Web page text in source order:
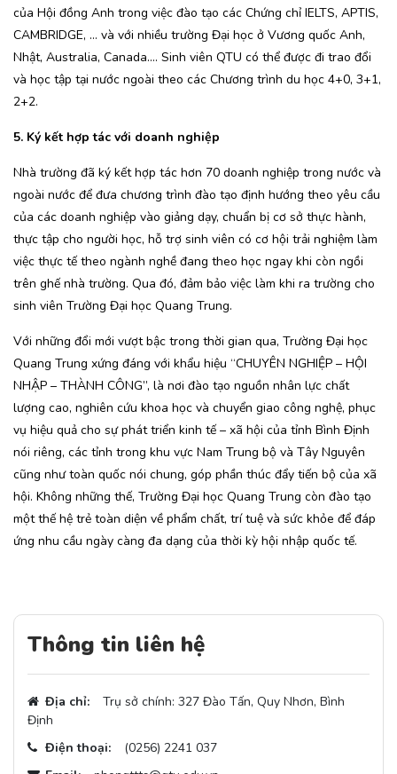
của Hội đồng Anh trong việc đào tạo các Chứng chỉ IELTS, APTIS,
CAMBRIDGE, … và với nhiều trường Đại học ở Vương quốc Anh,
Nhật, Australia, Canada…. Sinh viên QTU có thể được đi trao đổi
và học tập tại nước ngoài theo các Chương trình du học 4+0, 3+1,
2+2.
5. Ký kết hợp tác với doanh nghiệp
Nhà trường đã ký kết hợp tác hơn 70 doanh nghiệp trong nước và
ngoài nước để đưa chương trình đào tạo định hướng theo yêu cầu
của các doanh nghiệp vào giảng dạy, chuẩn bị cơ sở thực hành,
thực tập cho người học, hỗ trợ sinh viên có cơ hội trải nghiệm làm
việc thực tế theo ngành nghề đang theo học ngay khi còn ngồi
trên ghế nhà trường. Qua đó, đảm bảo việc làm khi ra trường cho
sinh viên Trường Đại học Quang Trung.
Với những đổi mới vượt bậc trong thời gian qua, Trường Đại học
Quang Trung xứng đáng với khẩu hiệu “CHUYÊN NGHIỆP – HỘI
NHẬP – THÀNH CÔNG”, là nơi đào tạo nguồn nhân lực chất
lượng cao, nghiên cứu khoa học và chuyển giao công nghệ, phục
vụ hiệu quả cho sự phát triển kinh tế – xã hội của tỉnh Bình Định
nói riêng, các tỉnh trong khu vực Nam Trung bộ và Tây Nguyên
cũng như toàn quốc nói chung, góp phần thúc đẩy tiến bộ của xã
hội. Không những thế, Trường Đại học Quang Trung còn đào tạo
một thế hệ trẻ toàn diện về phẩm chất, trí tuệ và sức khỏe để đáp
ứng nhu cầu ngày càng đa dạng của thời kỳ hội nhập quốc tế.
Thông tin liên hệ
Địa chỉ:
Trụ sở chính: 327 Đào Tấn, Quy Nhơn, Bình
Định
Điện thoại:
(0256) 2241 037